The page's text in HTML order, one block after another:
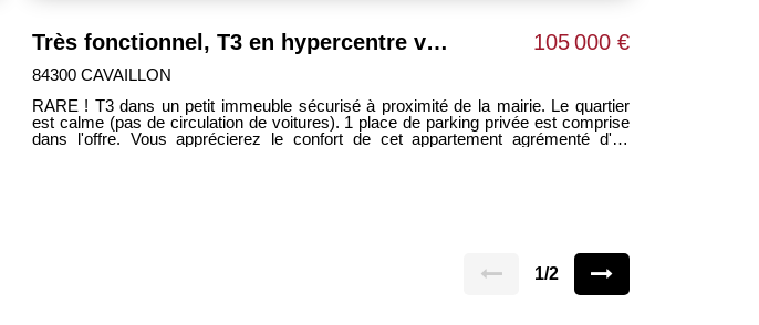
Très fonctionnel, T3 en hypercentre ville 105 000 €
84300 CAVAILLON
RARE ! T3 dans un petit immeuble sécurisé à proximité de la mairie. Le quartier
est calme (pas de circulation de voitures). 1 place de parking privée est comprise
dans l'offre. Vous apprécierez le confort de cet appartement agrémenté d'un
1/2